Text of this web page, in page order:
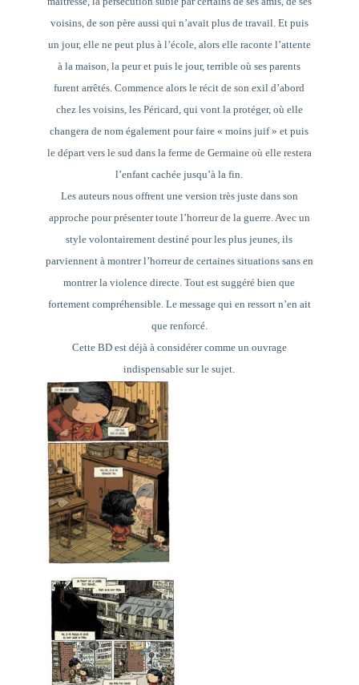
voisins, de son père aussi qui n’avait plus de travail. Et puis
un jour, elle ne peut plus à l’école, alors elle raconte l’attente
à la maison, la peur et puis le jour, terrible où ses parents
furent arrêtés. Commence alors le récit de son exil d’abord
chez les voisins, les Péricard, qui vont la protéger, où elle
changera de nom également pour faire « moins juif » et puis
le départ vers le sud dans la ferme de Germaine où elle restera
l’enfant cachée jusqu’à la fin.
Les auteurs nous offrent une version très juste dans son
approche pour présenter toute l’horreur de la guerre. Avec un
style volontairement destiné pour les plus jeunes, ils
parviennent à montrer l’horreur de certaines situations sans en
montrer la violence directe. Tout est suggéré bien que
fortement compréhensible. Le message qui en ressort n’en ait
que renforcé.
Cette BD est déjà à considérer comme un ouvrage
indispensable sur le sujet.